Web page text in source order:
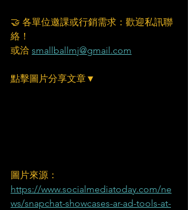
🤝 各單位邀課或行銷需求：歡迎私訊聯
絡！
或洽 smallballmj@gmail.com
點擊圖片分享文章▼
圖片來源：
https://www.socialmediatoday.com/ne
ws/snapchat-showcases-ar-ad-tools-at-